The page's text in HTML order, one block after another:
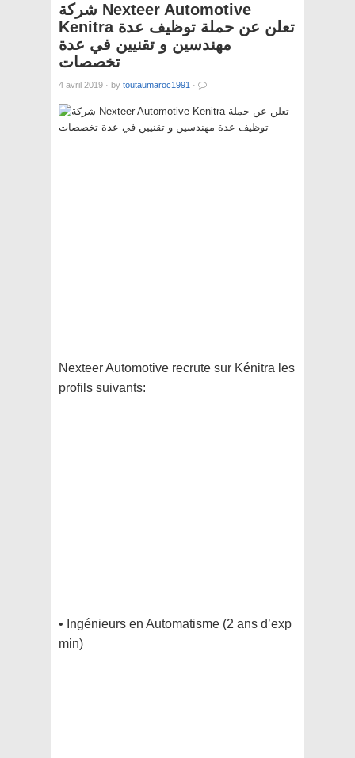
شركة Nexteer Automotive
Kenitra تعلن عن حملة توظيف عدة
مهندسين و تقنيين في عدة
تخصصات
4 avril 2019 · by toutaumaroc1991 ·
Nexteer Automotive recrute sur Kénitra les
profils suivants:
• Ingénieurs en Automatisme (2 ans d’exp
min)